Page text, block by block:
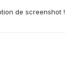
de screenshot !